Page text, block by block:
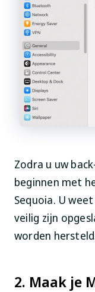
Zodra u uw
beginnen met
Sequoia. U
veilig zijn
worden
2. Maak je